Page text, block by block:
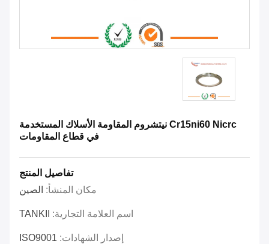
Cr15ni60 Nicrc نيتشروم المقاومة الأسلاك المستخدمة
في قطاع المقاومات
تفاصيل المنتج
مكان المنشأ: الصين
اسم العلامة التجارية: TANKII
إصدار الشهادات: ISO9001